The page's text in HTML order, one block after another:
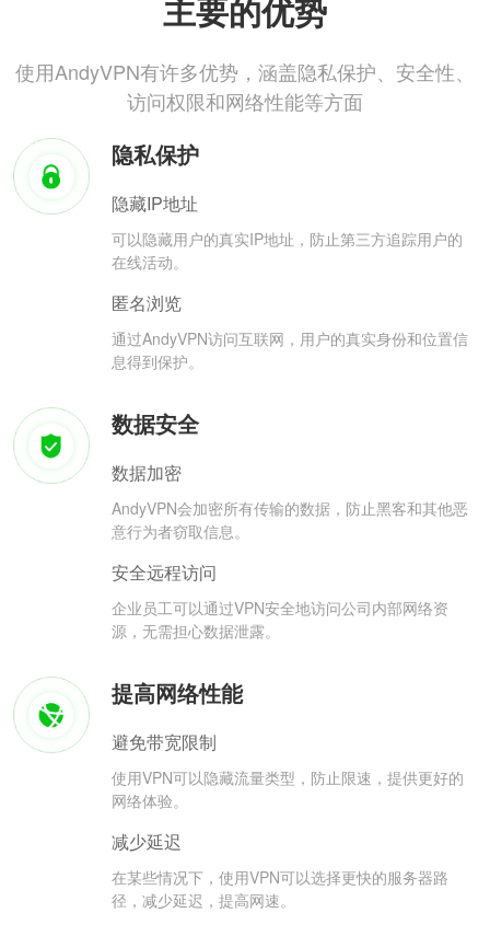
主要的优势
使用AndyVPN有许多优势，涵盖隐私保护、安全性、
访问权限和网络性能等方面
隐私保护
隐藏IP地址
可以隐藏用户的真实IP地址，防止第三方追踪用户的
在线活动。
匿名浏览
通过AndyVPN访问互联网，用户的真实身份和位置信
息得到保护。
数据安全
数据加密
AndyVPN会加密所有传输的数据，防止黑客和其他恶
意行为者窃取信息。
安全远程访问
企业员工可以通过VPN安全地访问公司内部网络资
源，无需担心数据泄露。
提高网络性能
避免带宽限制
使用VPN可以隐藏流量类型，防止限速，提供更好的
网络体验。
减少延迟
在某些情况下，使用VPN可以选择更快的服务器路
径，减少延迟，提高网速。